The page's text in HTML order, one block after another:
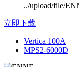
../upload/file/
立即下载
Vertica 100A
MPS2-6000D